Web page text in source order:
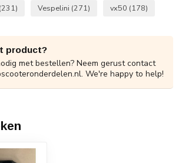
(231) Vespelini (271) vx50 (178)
product?
met bestellen? Neem gerust contact
. We're happy to help!